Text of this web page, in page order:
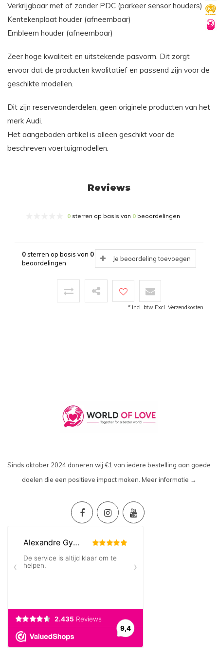
Verkrijgbaar met of zonder PDC (parkeer sensor houders)
Kentekenplaat houder (afneembaar)
Embleem houder (afneembaar)
Zeer hoge kwaliteit en uitstekende pasvorm. Dit zorgt
ervoor dat de producten kwalitatief en passend zijn voor de
geschikte modellen.
Dit zijn reserveonderdelen, geen originele producten van het
merk Audi.
Het aangeboden artikel is alleen geschikt voor de
beschreven voertuigmodellen.
Reviews
0 sterren op basis van 0 beoordelingen
0sterren op basis van 0
beoordelingen
Je beoordeling toevoegen
* Incl. btw Excl. Verzendkosten
Sinds oktober 2024 doneren wij €1 van iedere bestelling aan goede
doelen die een positieve impact maken. Meer informatie →